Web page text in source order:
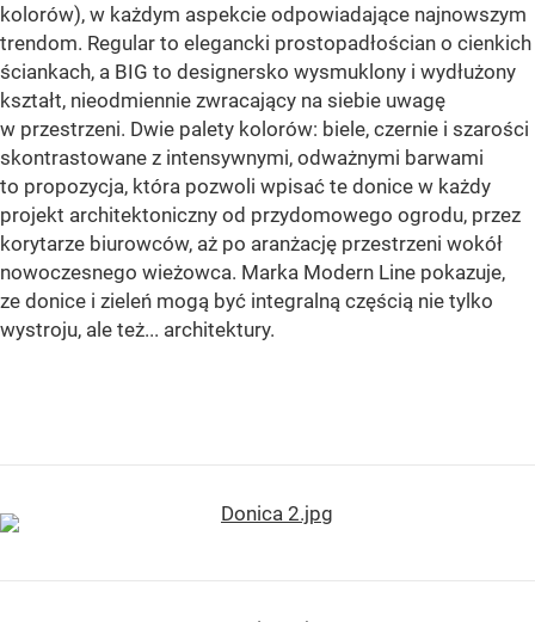
kolorów), w każdym aspekcie odpowiadające najnowszym
trendom. Regular to elegancki prostopadłościan o cienkich
ściankach, a BIG to designersko wysmuklony i wydłużony
kształt, nieodmiennie zwracający na siebie uwagę
w przestrzeni. Dwie palety kolorów: biele, czernie i szarości
skontrastowane z intensywnymi, odważnymi barwami
to propozycja, która pozwoli wpisać te donice w każdy
projekt architektoniczny od przydomowego ogrodu, przez
korytarze biurowców, aż po aranżację przestrzeni wokół
nowoczesnego wieżowca. Marka Modern Line pokazuje,
ze donice i zieleń mogą być integralną częścią nie tylko
wystroju, ale też... architektury.